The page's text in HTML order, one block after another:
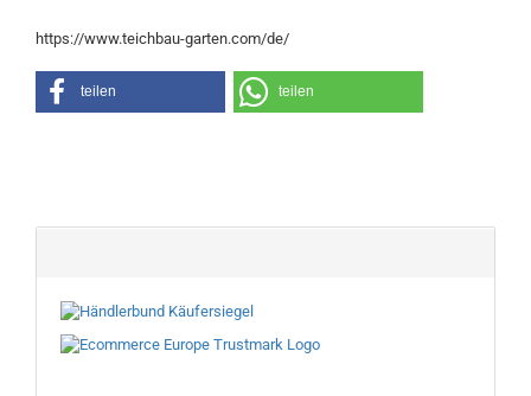
https://www.teichbau-garten.com/de/
teilen teilen